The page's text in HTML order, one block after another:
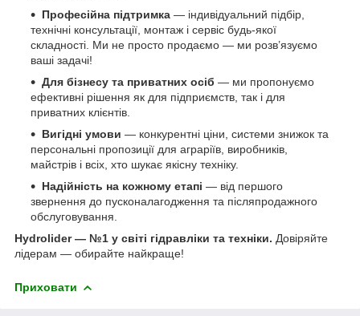
Професійна підтримка — індивідуальний підбір,
технічні консультації, монтаж і сервіс будь-якої
складності. Ми не просто продаємо — ми розв’язуємо
ваші задачі!
Для бізнесу та приватних осіб — ми пропонуємо
ефективні рішення як для підприємств, так і для
приватних клієнтів.
Вигідні умови — конкурентні ціни, системи знижок та
персональні пропозиції для аграріїв, виробників,
майстрів і всіх, хто шукає якісну техніку.
Надійність на кожному етапі — від першого
звернення до пусконалагодження та післяпродажного
обслуговування.
Hydrolider — №1 у світі гідравліки та техніки. Довіряйте
лідерам — обирайте найкраще!
Приховати